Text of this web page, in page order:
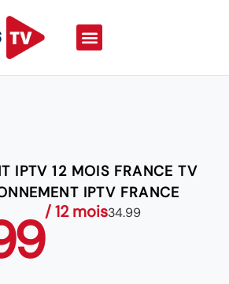
IPTV 12 MOIS FRANCE TV
IPTV FRANCE
/ 12 mois34.99